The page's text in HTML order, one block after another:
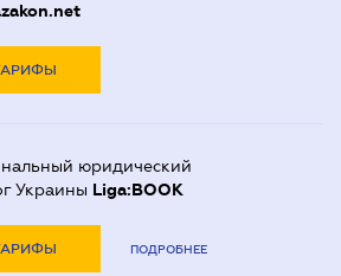
юридический
Украины Liga:BOOK
ПОДРОБНЕЕ